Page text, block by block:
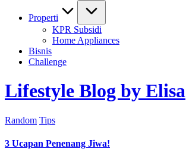
Properti
KPR Subsidi
Home Appliances
Bisnis
Challenge
Lifestyle Blog by Elisa
Posted
Random Tips
3 Ucapan Penenang Jiwa!